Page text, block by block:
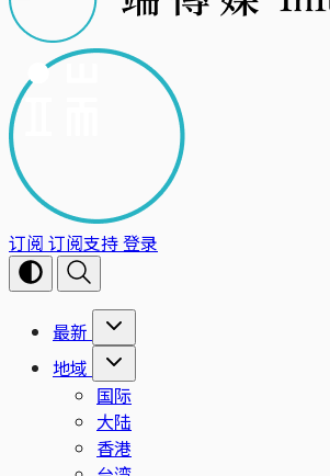
订阅 订阅支持登录
最新
地域
国际
大陆
香港